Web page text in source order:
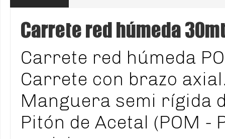
Carrete red húmeda
Carrete red húmeda
Carrete con brazo
Manguera semi rígida
Pitón de Acetal (POM -